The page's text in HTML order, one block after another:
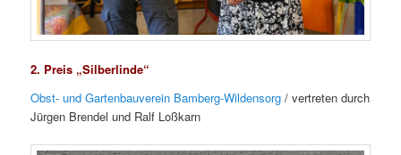
2. Preis „Silberlinde“
Obst- und Gartenbauverein Bamberg-Wildensorg / vertreten durch
Jürgen Brendel und Ralf Loßkarn